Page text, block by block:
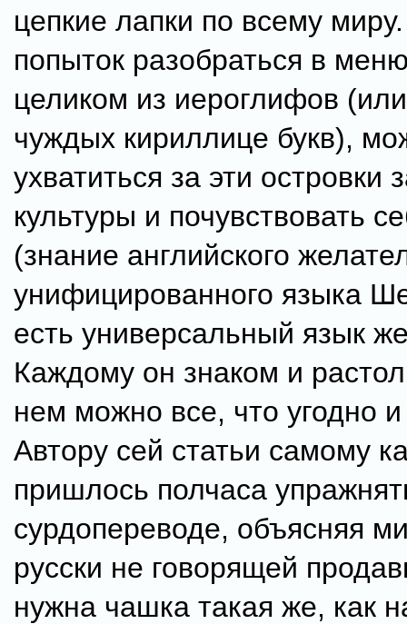
цепкие лапки по всему
попыток разобраться в
целиком из иероглифов
чуждых кириллице букв),
ухватиться за эти островки
культуры и почувствовать
(знание английского
унифицированного языка
есть универсальный язык
Каждому он знаком и
нем можно все, что угодно
Автору сей статьи самому
пришлось полчаса
сурдопереводе, объясняя
русски не говорящей
нужна чашка такая же, как